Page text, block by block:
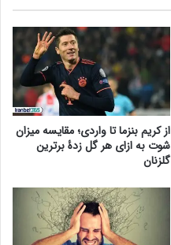
از کریم بنزما تا واردی؛ مقایسه میزان
شوت به ازای هر گل زدۀ برترین
گلزنان